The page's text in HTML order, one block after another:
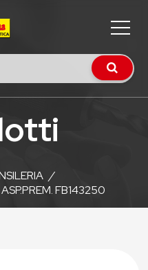
/
FB143250